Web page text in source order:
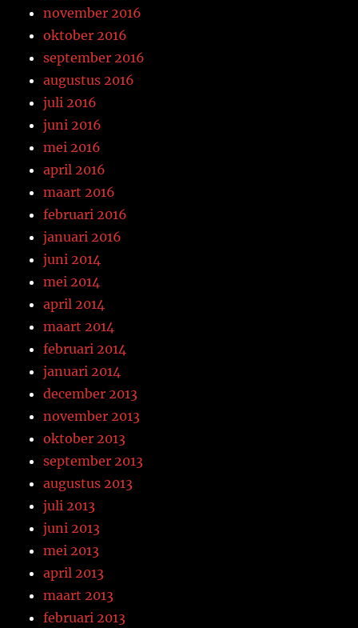
november 2016
oktober 2016
september 2016
augustus 2016
juli 2016
juni 2016
mei 2016
april 2016
maart 2016
februari 2016
januari 2016
juni 2014
mei 2014
april 2014
maart 2014
februari 2014
januari 2014
december 2013
november 2013
oktober 2013
september 2013
augustus 2013
juli 2013
juni 2013
mei 2013
april 2013
maart 2013
februari 2013